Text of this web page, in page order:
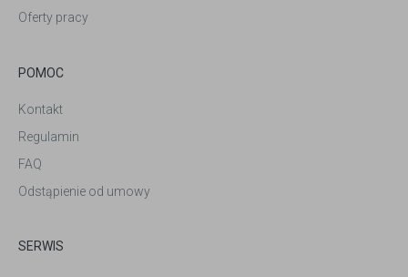
Oferty pracy
POMOC
Kontakt
Regulamin
FAQ
Odstąpienie od umowy
SERWIS